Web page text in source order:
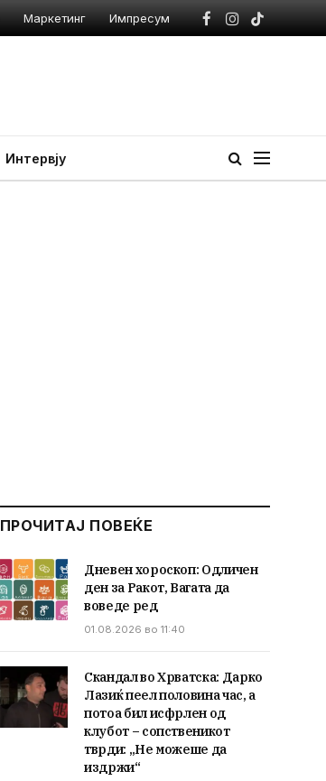
Маркетинг Импресум
Facebook
Instagram
TikTok
Интервју
ПРОЧИТАЈ ПОВЕЌЕ
Дневен хороскоп: Одличен
ден за Ракот, Вагата да
воведе ред
01.08.2026 во 11:40
Скандал во Хрватска: Дарко
Лазиќ пеел половина час, а
потоа бил исфрлен од
клубот – сопственикот
тврди: „Не можеше да
издржи“